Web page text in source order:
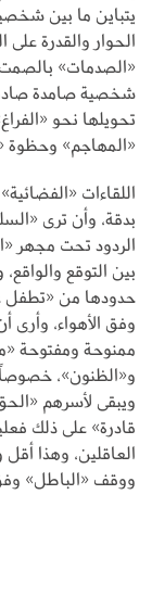
يتباين ما بين
الحوار والقدرة
«الصدمات» بالصمت
شخصية صامدة
تحويلها نحو
«المهاجم» وحظوة
اللقاءات
بدقة، وأن ترى
الردود تحت مجهر
بين التوقع
حدودها من «تطفل
وفق الأهواء،
ممنوحة ومفتوحة
و«الظنون»، خصوصاً
ويبقى لأسرهم
قادرة» على ذلك
العاقلين، وهذا
ووقف «الباطل»